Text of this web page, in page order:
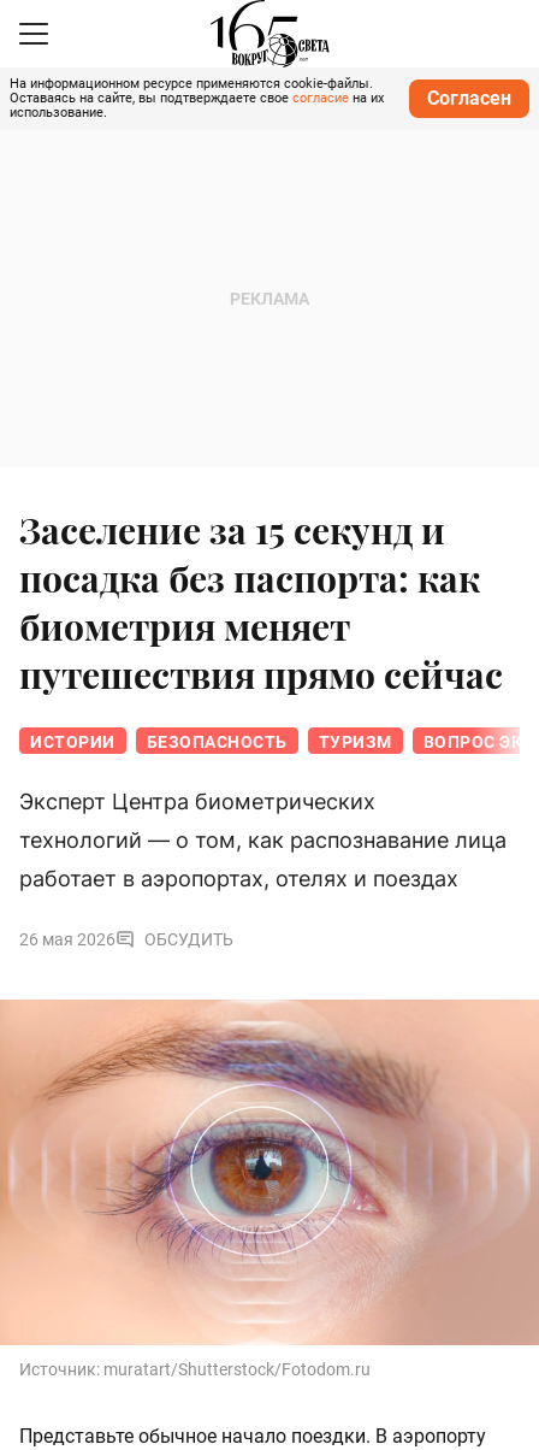
На информационном ресурсе применяются cookie-файлы.
Оставаясь на сайте, вы подтверждаете свое согласие на их
использование.
Согласен
Заселение за 15 секунд и
посадка без паспорта: как
биометрия меняет
путешествия прямо сейчас
ИСТОРИИ БЕЗОПАСНОСТЬ ТУРИЗМ ВОПРОС
Эксперт Центра биометрических
технологий — о том, как распознавание лица
работает в аэропортах, отелях и поездах
26 мая 2026 ОБСУДИТЬ
Источник: muratart/Shutterstock/Fotodom.ru
Представьте обычное начало поездки. В аэропорту